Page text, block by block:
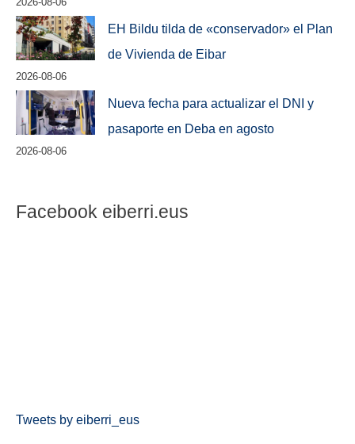
EH Bildu tilda de «conservador» el Plan
de Vivienda de Eibar
2026-08-06
Nueva fecha para actualizar el DNI y
pasaporte en Deba en agosto
2026-08-06
Facebook eiberri.eus
Tweets by eiberri_eus